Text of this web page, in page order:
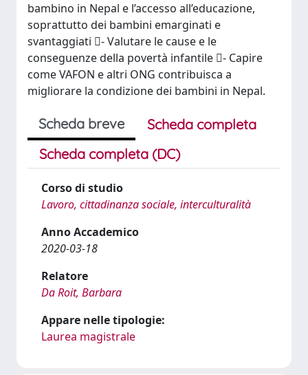
bambino in Nepal e l’accesso all’educazione,
soprattutto dei bambini emarginati e
svantaggiati - Valutare le cause e le
conseguenze della povertà infantile - Capire
come VAFON e altri ONG contribuisca a
migliorare la condizione dei bambini in Nepal.
Scheda breve
Scheda completa
Scheda completa (DC)
Corso di studio
Lavoro, cittadinanza sociale, interculturalità
Anno Accademico
2020-03-18
Relatore
Da Roit, Barbara
Appare nelle tipologie:
Laurea magistrale